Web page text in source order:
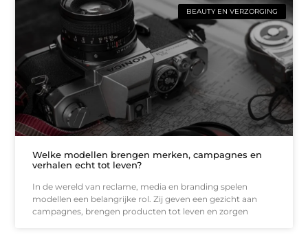
BEAUTY EN VERZORGING
Welke modellen brengen merken, campagnes en
verhalen echt tot leven?
In de wereld van reclame, media en branding spelen
modellen een belangrijke rol. Zij geven een gezicht aan
campagnes, brengen producten tot leven en zorgen